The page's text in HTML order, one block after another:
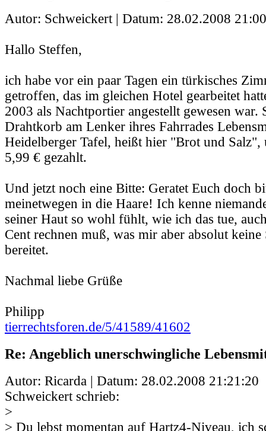
Autor: Schweickert | Datum: 28.02.2008
Hallo Steffen,
ich habe vor ein paar Tagen ein türkisches
getroffen, das im gleichen Hotel gearbeitet
2003 als Nachtportier angestellt gewesen war.
Drahtkorb am Lenker ihres Fahrrades
Heidelberger Tafel, heißt hier "Brot und Salz",
5,99 € gezahlt.
Und jetzt noch eine Bitte: Geratet Euch doch
meinetwegen in die Haare! Ich kenne
seiner Haut so wohl fühlt, wie ich das tue,
Cent rechnen muß, was mir aber absolut
bereitet.
Nachmal liebe Grüße
Philipp
tierrechtsforen.de/5/41589/41602
Re: Angeblich unerschwingliche
Autor: Ricarda | Datum: 28.02.2008 21:21:20
Schweickert schrieb:
>
> Du lebst momentan auf Hartz4-Niveau, ich